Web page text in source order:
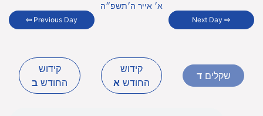
⇦ Previous Day
א׳ אייר ה׳תשפ״ה
Next Day⇨
קידוש
החודש ב
קידוש
החודש א
שקליםד